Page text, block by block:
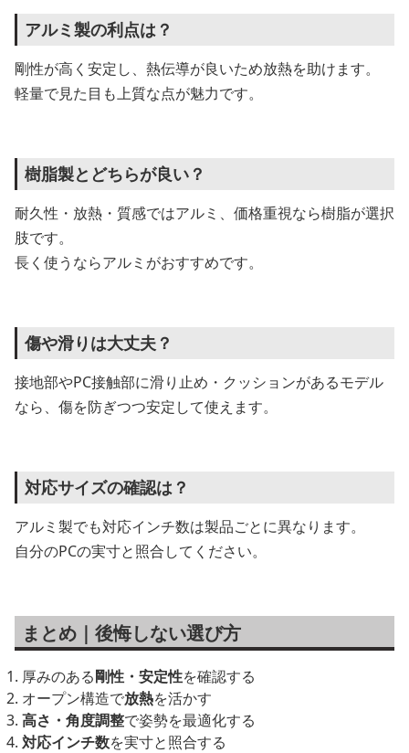
アルミ製の利点は？
剛性が高く安定し、熱伝導が良いため放熱を助けます。
軽量で見た目も上質な点が魅力です。
樹脂製とどちらが良い？
耐久性・放熱・質感ではアルミ、価格重視なら樹脂が選択
肢です。
長く使うならアルミがおすすめです。
傷や滑りは大丈夫？
接地部やPC接触部に滑り止め・クッションがあるモデル
なら、傷を防ぎつつ安定して使えます。
対応サイズの確認は？
アルミ製でも対応インチ数は製品ごとに異なります。
自分のPCの実寸と照合してください。
まとめ｜後悔しない選び方
厚みのある剛性・安定性を確認する
オープン構造で放熱を活かす
高さ・角度調整で姿勢を最適化する
対応インチ数を実寸と照合する